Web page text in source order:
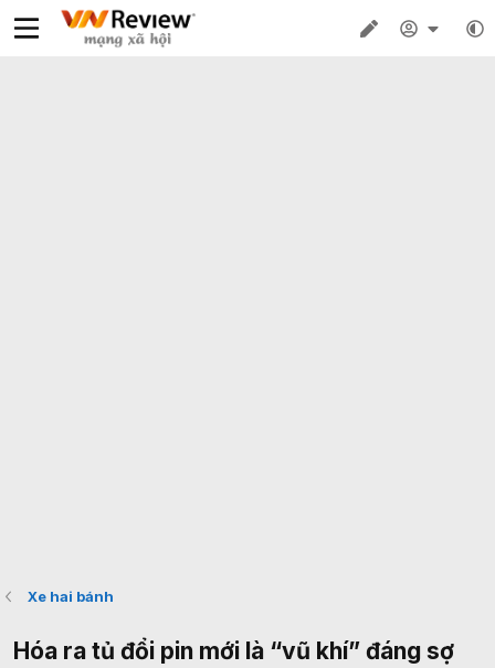
Xe hai bánh
Hóa ra tủ đổi pin mới là “vũ khí” đáng sợ